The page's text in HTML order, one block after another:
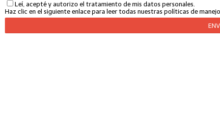
Leí, acepté y autorizo el tratamiento de mis datos personales.
Haz clic en el siguiente enlace para leer todas nuestras políticas de